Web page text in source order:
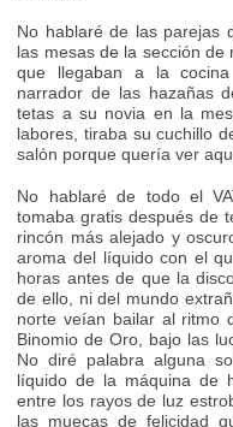
No hablaré de las parejas
las mesas de la sección
que llegaban a la
narrador de las hazañas
tetas a su novia en la
labores, tiraba su cuchillo
salón porque quería ver
No hablaré de todo el
tomaba gratis después de
rincón más alejado y
aroma del líquido con el
horas antes de que la
de ello, ni del mundo
norte veían bailar al ritmo
Binomio de Oro, bajo las
No diré palabra alguna
líquido de la máquina de
entre los rayos de luz
las muecas de felicidad